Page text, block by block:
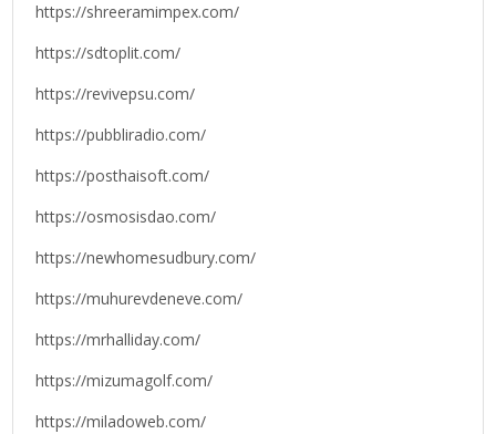
https://shreeramimpex.com/
https://sdtoplit.com/
https://revivepsu.com/
https://pubbliradio.com/
https://posthaisoft.com/
https://osmosisdao.com/
https://newhomesudbury.com/
https://muhurevdeneve.com/
https://mrhalliday.com/
https://mizumagolf.com/
https://miladoweb.com/